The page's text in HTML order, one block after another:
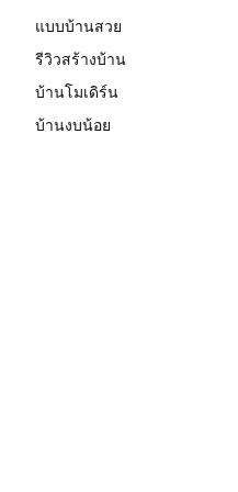
แบบบ้านสวย
รีวิวสร้างบ้าน
บ้านโมเดิร์น
บ้านงบน้อย